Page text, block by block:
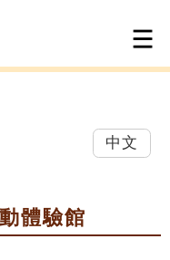
中文
體驗館